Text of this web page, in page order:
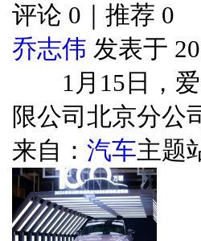
评论 0｜推荐 0
乔志伟 发表于
1月15日，爱
限公司北京分公
来自： 汽车主题